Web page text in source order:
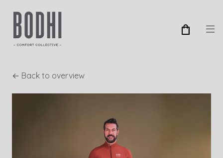
← Back to overview